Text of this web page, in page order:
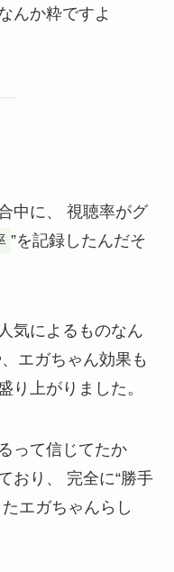
んか粋ですよ
中に、 視聴率がグ
”を記録したんだそ
気によるものなん
エガちゃん効果も
り上がりました。
って信じてたか
おり、 完全に“勝手
エガちゃんらし